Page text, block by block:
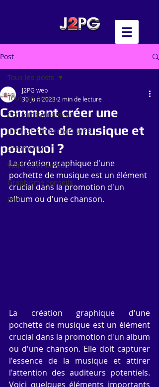
Post
Tous les posts
Concert Evénement
J2PG MUSIC PROMO WEB
Commencer
Votre communauté
Graphisme conseils
Jeux
Tous les posts
Comment créer une
pochette de musique et
pourquoi ?
J2PG web
30 juin 2023 2 min de lecture
La création graphique d'une
pochette de musique est un élément
crucial dans la promotion d'un
album ou d'une chanson.
La création graphique d'une
pochette de musique est un élément
crucial dans la promotion d'un album
ou d'une chanson. Elle doit capturer
l'essence de la musique et attirer
l'attention des auditeurs potentiels.
Voici quelques éléments importants